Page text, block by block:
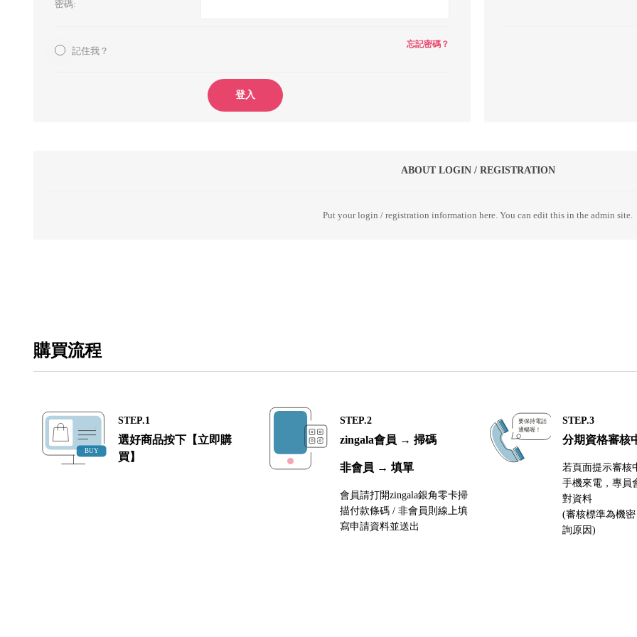
密碼:
記住我？
忘記密碼？
登入
ABOUT LOGIN / REGISTRATION
Put your login / registration information here. You can edit this in the admin site.
購買流程
STEP.1
選好商品按下【立即購
買】
STEP.2
zingala會員 → 掃碼
非會員 → 填單
會員請打開zingala銀角零卡掃
描付款條碼 / 非會員則線上填
寫申請資料並送出
STEP.3
分期資格審核
若頁面提示審核
手機來電，專員
對資料
(審核標準為機
詢原因)